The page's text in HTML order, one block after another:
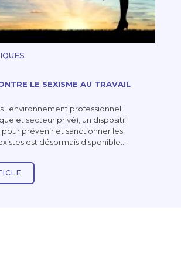
LE SEXISME AU TRAVAIL
l’environnement professionnel
et secteur privé), un dispositif
pour prévenir et sanctionner les
est désormais disponible.…